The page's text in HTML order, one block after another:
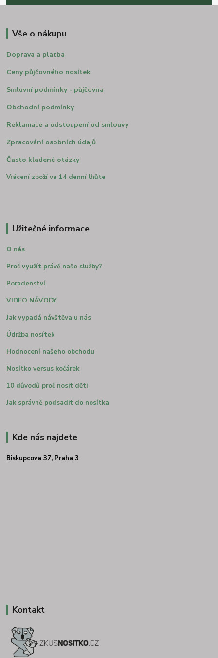
Vše o nákupu
Doprava a platba
Ceny půjčovného nosítek
Smluvní podmínky - půjčovna
Obchodní podmínky
Reklamace a odstoupení od smlouvy
Zpracování osobních údajů
Často kladené otázky
Vrácení zboží ve 14 denní lhůte
Užitečné informace
O nás
Proč využít právě naše služby?
Poradenství
VIDEO NÁVODY
Jak vypadá návštěva u nás
Údržba nosítek
Hodnocení našeho obchodu
Nosítko versus kočárek
10 důvodů proč nosit děti
Jak správně podsadit do nosítka
Kde nás najdete
Biskupcova 37, Praha 3
Kontakt